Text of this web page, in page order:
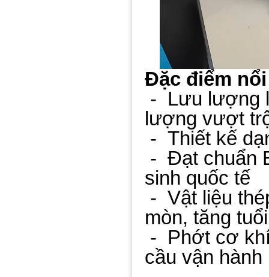
Đặc điểm
- Lưu lượng
lượng vượt
- Thiết kế
- Đạt chuẩn
sinh quốc tế
- Vật liệu
mòn, tăng
- Phớt cơ
cầu vận hành